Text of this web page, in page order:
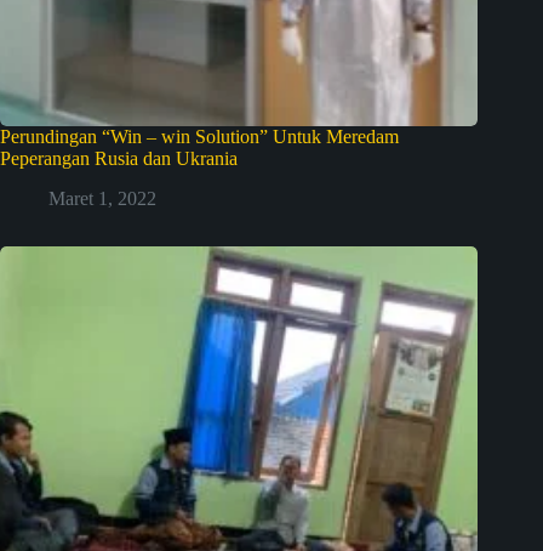
Perundingan “Win – win Solution” Untuk Meredam
Peperangan Rusia dan Ukrania
Maret 1, 2022